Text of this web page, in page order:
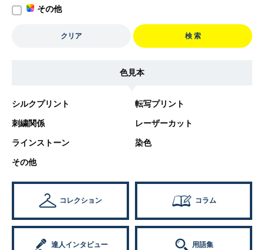
その他
クリア 検 索
色見本
シルクプリント 転写プリント
刺繍関係 レーザーカット
ラインストーン 染色
その他
コレクション コラム
達人インタビュー 用語集